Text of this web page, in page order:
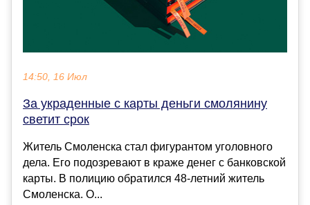
14:50, 16 Июл
За украденные с карты деньги смолянину
светит срок
Житель Смоленска стал фигурантом уголовного
дела. Его подозревают в краже денег с банковской
карты. В полицию обратился 48-летний житель
Смоленска. О...